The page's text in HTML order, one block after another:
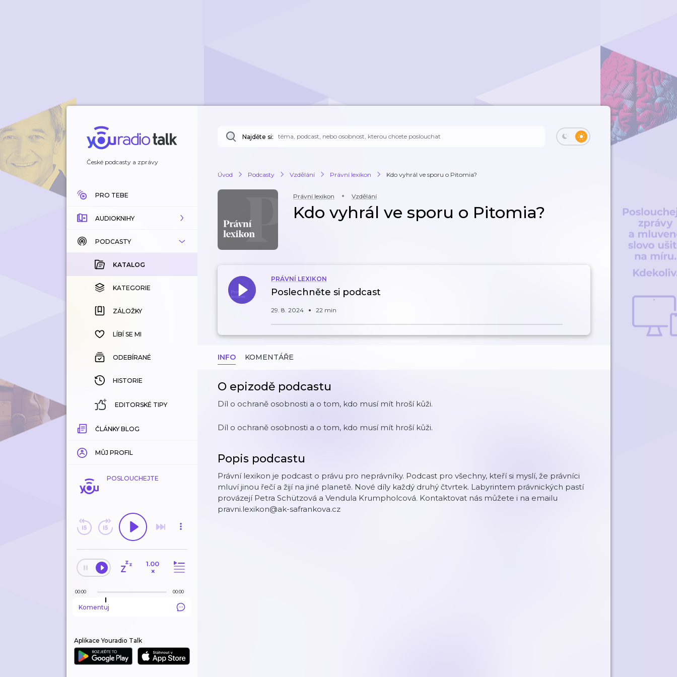
České podcasty a zprávy
PRO TEBE
AUDIOKNIHY
KATALOG
KOUPENÉ
KATEGORIE
ZÁLOŽKY
HISTORIE
PODCASTY
KATALOG
KATEGORIE
ZÁLOŽKY
LÍBÍ SE MI
ODEBÍRANÉ
HISTORIE
EDITORSKÉ TIPY
ČLÁNKY BLOG
MŮJ PROFIL
POSLOUCHEJTE
1.00
×
00:00 00:00
Komentuj
Aplikace Youradio Talk
Najděte si:
Úvod Podcasty Vzdělání Právní lexikon Kdo vyhrál ve sporu o Pitomia?
Právní lexikon Vzdělání
Kdo vyhrál ve sporu o Pitomia?
PRÁVNÍ LEXIKON
Poslechněte si podcast
29. 8. 2024 22 min
INFO KOMENTÁŘE
O epizodě podcastu
Díl o ochraně osobnosti a o tom, kdo musí mít hroší kůži.
Díl o ochraně osobnosti a o tom, kdo musí mít hroší kůži.
Popis podcastu
Právní lexikon je podcast o právu pro neprávníky. Podcast pro všechny, kteří si myslí, že právníci
mluví jinou řečí a žijí na jiné planetě. Nové díly každý druhý čtvrtek. Labyrintem právnických pastí
provázejí Petra Schützová a Vendula Krumpholcová. Kontaktovat nás můžete i na emailu
pravni.lexikon@ak-safrankova.cz